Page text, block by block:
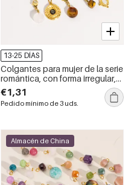
13-25 DÍAS
Colgantes para mujer de la serie
romántica, con forma irregular,
piedras naturales y color
dorado.
€1,31
Pedido mínimo de 3 uds.
Almacén de China